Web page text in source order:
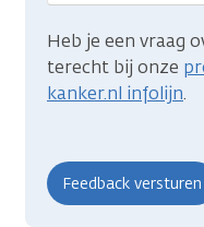
Heb je een vraag
terecht bij onze
kanker.nl infolijn.